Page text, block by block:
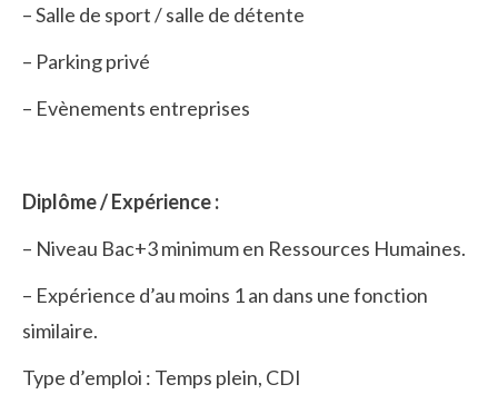
– Salle de sport / salle de détente
– Parking privé
– Evènements entreprises
Diplôme / Expérience :
– Niveau Bac+3 minimum en Ressources Humaines.
– Expérience d’au moins 1 an dans une fonction
similaire.
Type d’emploi : Temps plein, CDI